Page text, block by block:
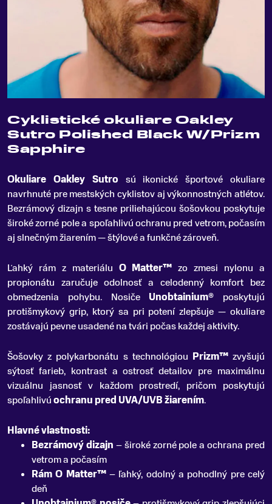
Cyklistické okuliare Oakley
Sutro Polished Black W/Prizm
Sapphire
Okuliare Oakley Sutro sú ikonické športové okuliare
navrhnuté pre mestských cyklistov aj výkonnostných atlétov.
Bezrámový dizajn s tesne priliehajúcou šošovkou poskytuje
široké zorné pole a spoľahlivú ochranu pred vetrom, počasím
aj slnečným žiarením — štýlové a funkčné zároveň.
Ľahký rám z materiálu O Matter™ zo zmesi nylonu a
propionátu zaručuje odolnosť a celodenný komfort bez
obmedzenia pohybu. Nosiče Unobtainium® poskytujú
protišmykový grip, ktorý sa pri potení zlepšuje — okuliare
zostávajú pevne usadené na tvári počas každej aktivity.
Šošovky z polykarbonátu s technológiou Prizm™zvyšujú
sýtosť farieb, kontrast a ostrosť detailov pre maximálnu
vizuálnu jasnosť v každom prostredí, pričom poskytujú
spoľahlivúochranu pred UVA/UVB žiarením.
Hlavné vlastnosti:
Bezrámový dizajn – široké zorné pole a ochrana pred
vetrom a počasím
Rám O Matter™– ľahký, odolný a pohodlný pre celý
deň